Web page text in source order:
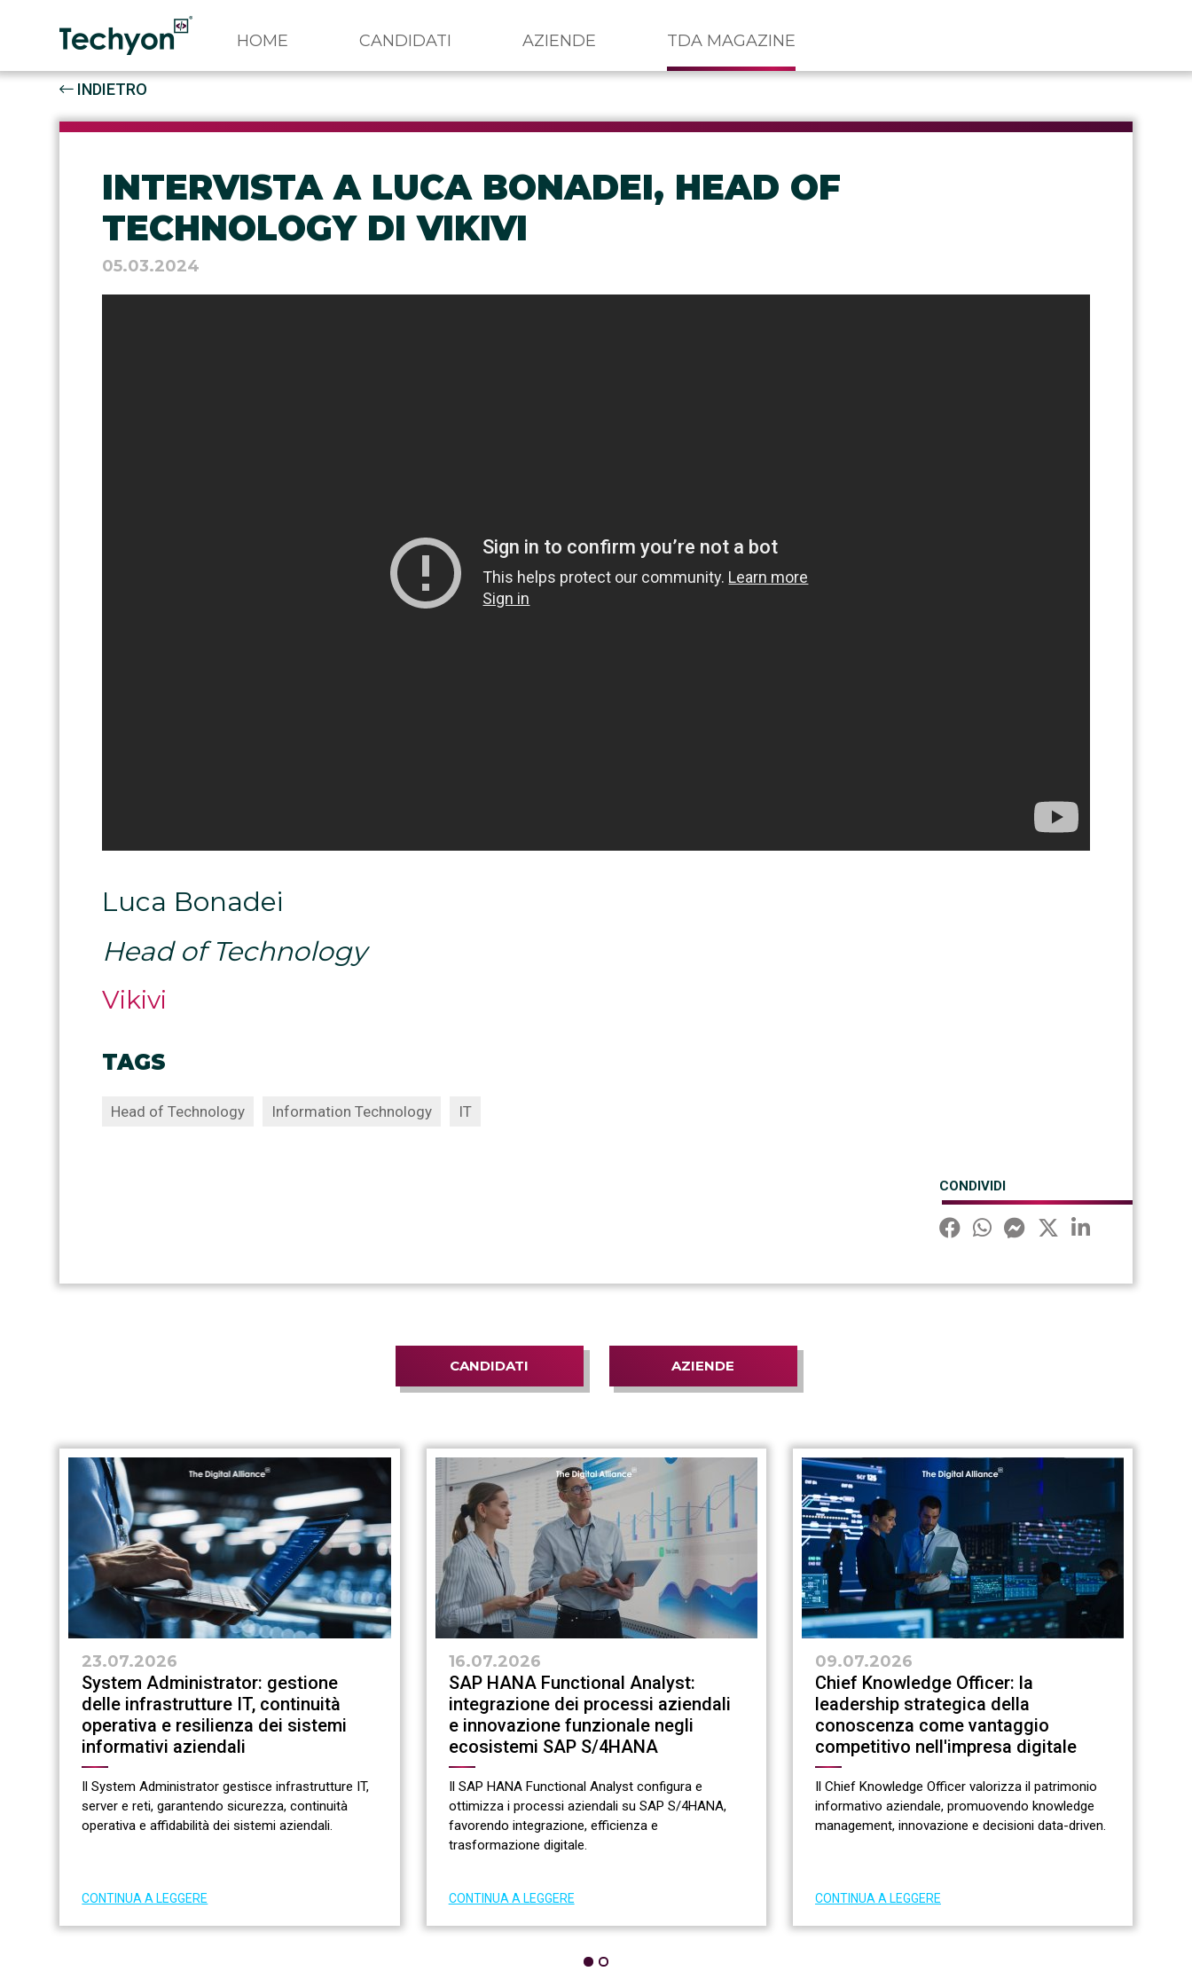
HOME CANDIDATI AZIENDE TDA MAGAZINE
INDIETRO
INTERVISTA A LUCA BONADEI, HEAD OF
TECHNOLOGY DI VIKIVI
05.03.2024
Luca Bonadei
Head of Technology
Vikivi
TAGS
Head of Technology Information Technology IT
CONDIVIDI
CANDIDATI AZIENDE
23.07.2026
System Administrator: gestione
delle infrastrutture IT, continuità
operativa e resilienza dei sistemi
informativi aziendali
Il System Administrator gestisce infrastrutture IT,
server e reti, garantendo sicurezza, continuità
operativa e affidabilità dei sistemi aziendali.
CONTINUA A LEGGERE
16.07.2026
SAP HANA Functional Analyst:
integrazione dei processi aziendali
e innovazione funzionale negli
ecosistemi SAP S/4HANA
Il SAP HANA Functional Analyst configura e
ottimizza i processi aziendali su SAP S/4HANA,
favorendo integrazione, efficienza e
trasformazione digitale.
CONTINUA A LEGGERE
09.07.2026
Chief Knowledge Officer: la
leadership strategica della
conoscenza come vantaggio
competitivo nell'impresa digitale
Il Chief Knowledge Officer valorizza il patrimonio
informativo aziendale, promuovendo knowledge
management, innovazione e decisioni data-driven.
CONTINUA A LEGGERE